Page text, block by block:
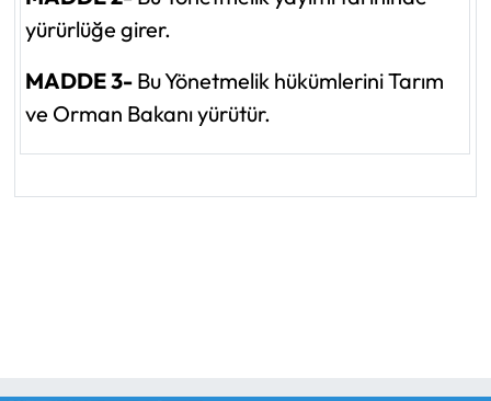
yürürlüğe girer.
MADDE 3- Bu Yönetmelik hükümlerini Tarım
ve Orman Bakanı yürütür.